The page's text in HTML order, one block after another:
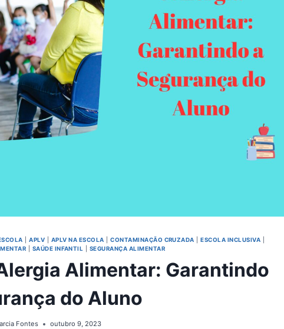
|APLV APLV NA ESCOLA |CONTAMINAÇÃO CRUZADA |ESCOLA INCLUSIVA
SAÚDE INFANTIL SEGURANÇA ALIMENTAR
Alimentar: Garantindo
do Aluno
Fontes outubro 9, 2023